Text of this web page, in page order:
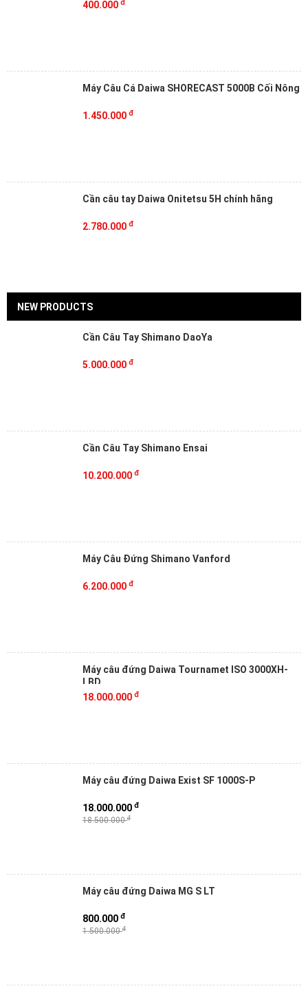
400.000 đ
Máy Câu Cá Daiwa SHORECAST 5000B Cối Nông
1.450.000 đ
Cần câu tay Daiwa Onitetsu 5H chính hãng
2.780.000 đ
NEW PRODUCTS
Cần Câu Tay Shimano DaoYa
5.000.000 đ
Cần Câu Tay Shimano Ensai
10.200.000 đ
Máy Câu Đứng Shimano Vanford
6.200.000 đ
Máy câu đứng Daiwa Tournamet ISO 3000XH-
LBD
18.000.000 đ
Máy câu đứng Daiwa Exist SF 1000S-P
18.500.000đ
18.000.000 đ
Máy câu đứng Daiwa MG S LT
1.500.000đ
800.000 đ